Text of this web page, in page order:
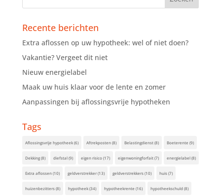
Recente berichten
Extra aflossen op uw hypotheek: wel of niet doen?
Vakantie? Vergeet dit niet
Nieuw energielabel
Maak uw huis klaar voor de lente en zomer
Aanpassingen bij aflossingsvrije hypotheken
Tags
Aflossingsvrije hypotheek(6) Aftrekposten(8) Belastingdienst(8) Boeterente (9)
Dekking(8) diefstal(9) eigen risico(17) eigenwoningforfait(7) energielabel(8)
Extra aflossen(10) geldverstrekker(13) geldverstrekkers(10) huis(7)
huizenbezitters(8) hypotheek(34) hypotheekrente (16) hypotheekschuld(8)